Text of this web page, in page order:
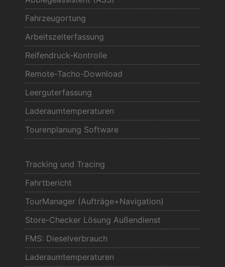
Fahrzeugortung
Arbeitszeiterfassung
Reifendruck-Kontrolle
Remote-Tacho-Download
Leerguterfassung
Laderaumtemperaturen
Tourenplanung Software
Tracking und Tracing
Fahrtbericht
TourManager (Aufträge+Navigation)
Store-Checker Lösung Außendienst
FMS: Dieselverbrauch
Laderaumtemperaturen